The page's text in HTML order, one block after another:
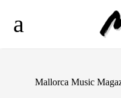
Mallorca Music